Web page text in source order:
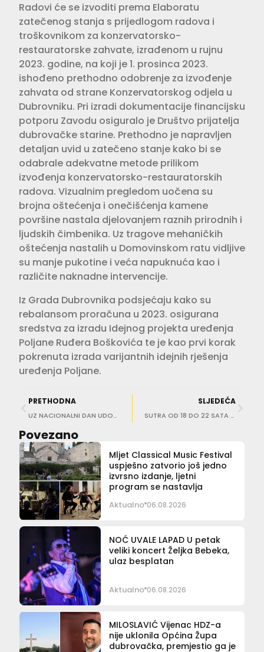
Radovi će se izvoditi prema Elaboratu
zatečenog stanja s prijedlogom radova i
troškovnikom za konzervatorsko-
restauratorske zahvate, izrađenom u rujnu
2023. godine, na koji je 1. prosinca 2023.
ishođeno prethodno odobrenje za izvođenje
zahvata od strane Konzervatorskog odjela u
Dubrovniku. Pri izradi dokumentacije financijsku
potporu Zavodu osiguralo je Društvo prijatelja
dubrovačke starine. Prethodno je napravljen
detaljan uvid u zatečeno stanje kako bi se
odabrale adekvatne metode prilikom
izvođenja konzervatorsko-restauratorskih
radova. Vizualnim pregledom uočena su
brojna oštećenja i onečišćenja kamene
površine nastala djelovanjem raznih prirodnih i
ljudskih čimbenika. Uz tragove mehaničkih
oštećenja nastalih u Domovinskom ratu vidljive
su manje pukotine i veća napuknuća kao i
različite naknadne intervencije.
Iz Grada Dubrovnika podsjećaju kako su
rebalansom proračuna u 2023. osigurana
sredstva za izradu Idejnog projekta uređenja
Poljane Ruđera Boškovića te je kao prvi korak
pokrenuta izrada varijantnih idejnih rješenja
uređenja Poljane.
PRETHODNA
UZ NACIONALNI DAN UDOMITELJA Javna tribina ‘Daruj dom – postani udomitelj’
SLJEDEĆA
SUTRA OD 18 DO 22 SATA Zbog utrke Pelješkim mostom privremena regulacija prometa!
Povezano
Mljet Classical Music Festival
uspješno zatvorio još jedno
izvrsno izdanje, ljetni
program se nastavlja
Aktualno 06.08.2026
NOĆ UVALE LAPAD U petak
veliki koncert Željka Bebeka,
ulaz besplatan
Aktualno 06.08.2026
MILOSLAVIĆ Vijenac HDZ-a
nije uklonila Općina Župa
dubrovačka, premjestio ga je